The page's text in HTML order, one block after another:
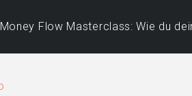
Money Flow Masterclass: Wie du